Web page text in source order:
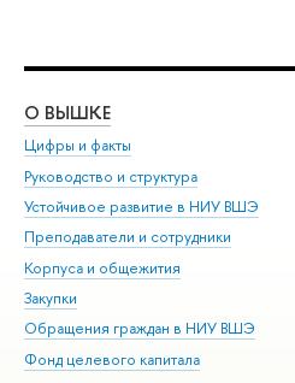
О ВЫШКЕ
Цифры и факты
Руководство и структура
Устойчивое развитие в НИУ ВШЭ
Преподаватели и сотрудники
Корпуса и общежития
Закупки
Обращения граждан в НИУ ВШЭ
Фонд целевого капитала